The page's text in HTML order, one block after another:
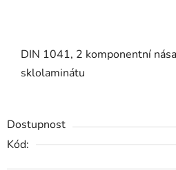
DIN 1041, 2 komponentní
sklolaminátu
Dostupnost
Kód: